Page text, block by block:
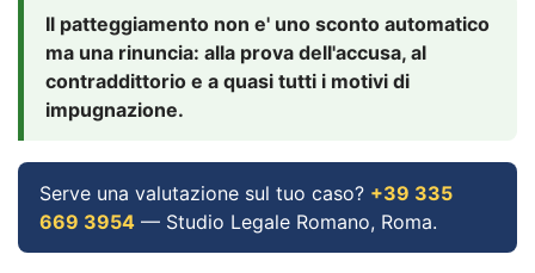
Il patteggiamento non e' uno sconto automatico
ma una rinuncia: alla prova dell'accusa, al
contraddittorio e a quasi tutti i motivi di
impugnazione.
Serve una valutazione sul tuo caso? +39 335
669 3954 — Studio Legale Romano, Roma.